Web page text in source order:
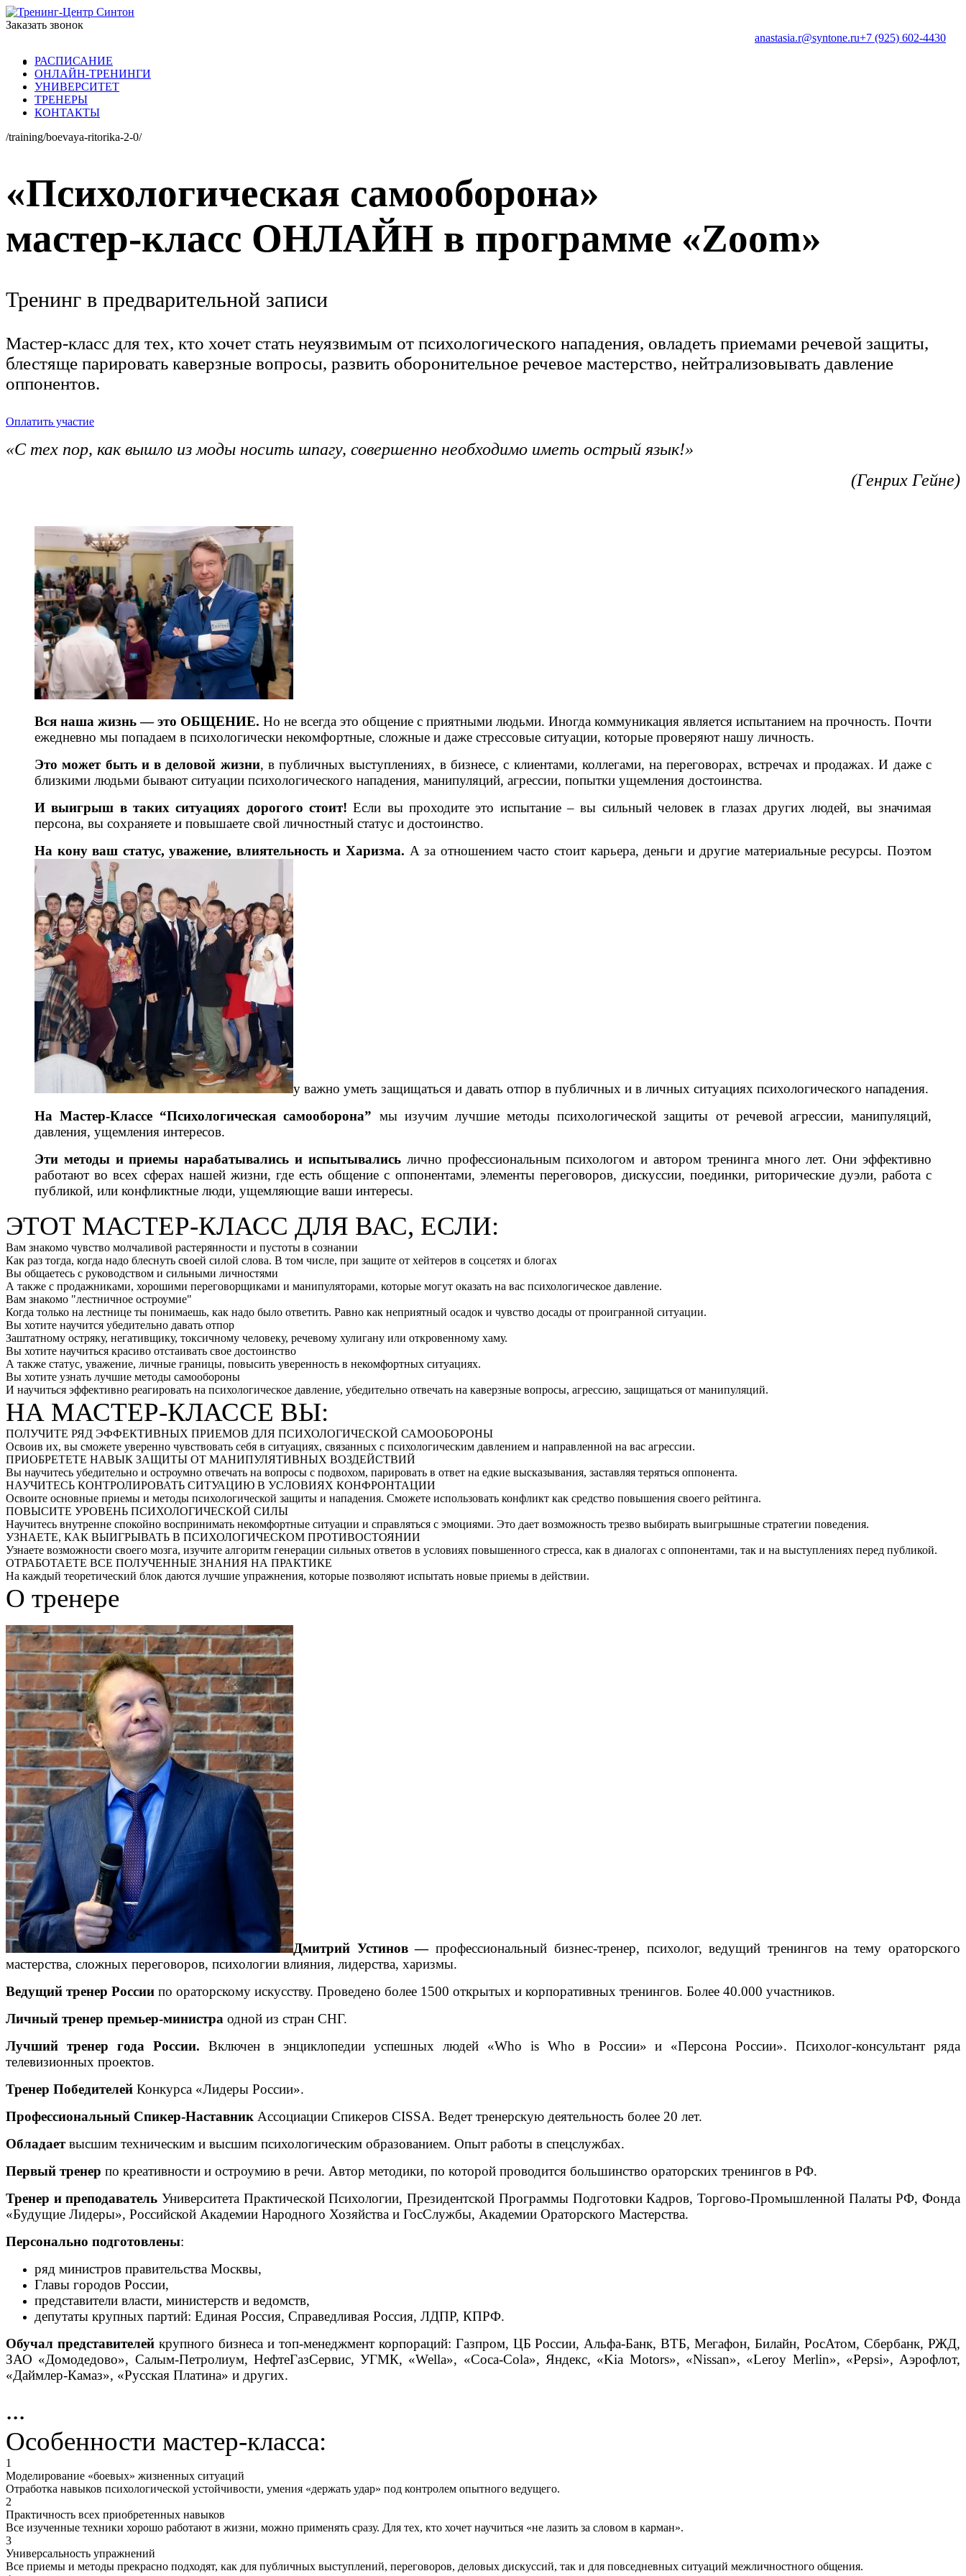
anastasia.r@syntone.ru+7 (925) 602-4430
Заказать звонок
РАСПИСАНИЕ
ОНЛАЙН-ТРЕНИНГИ
УНИВЕРСИТЕТ
ТРЕНЕРЫ
КОНТАКТЫ
/training/boevaya-ritorika-2-0/
«Психологическая самооборона»
мастер-класс ОНЛАЙН в программе «Zoom»
Тренинг в предварительной записи
Мастер-класс для тех, кто хочет стать неуязвимым от психологического нападения, овладеть приемами речевой защиты,
блестяще парировать каверзные вопросы, развить оборонительное речевое мастерство, нейтрализовывать давление
оппонентов.
Оплатить участие
«С тех пор, как вышло из моды носить шпагу, совершенно необходимо иметь острый язык!»
(Генрих Гейне)
Вся наша жизнь — это ОБЩЕНИЕ. Но не всегда это общение с приятными людьми. Иногда коммуникация является испытанием на прочность. Почти
ежедневно мы попадаем в психологически некомфортные, сложные и даже стрессовые ситуации, которые проверяют нашу личность.
Это может быть и в деловой жизни, в публичных выступлениях, в бизнесе, с клиентами, коллегами, на переговорах, встречах и продажах. И даже с
близкими людьми бывают ситуации психологического нападения, манипуляций, агрессии, попытки ущемления достоинства.
И выигрыш в таких ситуациях дорогого стоит! Если вы проходите это испытание – вы сильный человек в глазах других людей, вы значимая
персона, вы сохраняете и повышаете свой личностный статус и достоинство.
На кону ваш статус, уважение, влиятельность и Харизма. А за отношением часто стоит карьера, деньги и другие материальные ресурсы. Поэтом
у важно уметь защищаться и давать отпор в публичных и в личных ситуациях психологического нападения.
На Мастер-Классе “Психологическая самооборона” мы изучим лучшие методы психологической защиты от речевой агрессии, манипуляций,
давления, ущемления интересов.
Эти методы и приемы нарабатывались и испытывалисьлично профессиональным психологом и автором тренинга много лет. Они эффективно
работают во всех сферах нашей жизни, где есть общение с оппонентами, элементы переговоров, дискуссии, поединки, риторические дуэли, работа с
публикой, или конфликтные люди, ущемляющие ваши интересы.
ЭТОТ МАСТЕР-КЛАСС ДЛЯ ВАС, ЕСЛИ:
Вам знакомо чувство молчаливой растерянности и пустоты в сознании
Как раз тогда, когда надо блеснуть своей силой слова. В том числе, при защите от хейтеров в соцсетях и блогах
Вы общаетесь с руководством и сильными личностями
А также с продажниками, хорошими переговорщиками и манипуляторами, которые могут оказать на вас психологическое давление.
Вам знакомо "лестничное остроумие"
Когда только на лестнице ты понимаешь, как надо было ответить. Равно как неприятный осадок и чувство досады от проигранной ситуации.
Вы хотите научится убедительно давать отпор
Заштатному остряку, негативщику, токсичному человеку, речевому хулигану или откровенному хаму.
Вы хотите научиться красиво отстаивать свое достоинство
А также статус, уважение, личные границы, повысить уверенность в некомфортных ситуациях.
Вы хотите узнать лучшие методы самообороны
И научиться эффективно реагировать на психологическое давление, убедительно отвечать на каверзные вопросы, агрессию, защищаться от манипуляций.
НА МАСТЕР-КЛАССЕ ВЫ:
ПОЛУЧИТЕ РЯД ЭФФЕКТИВНЫХ ПРИЕМОВ ДЛЯ ПСИХОЛОГИЧЕСКОЙ САМООБОРОНЫ
Освоив их, вы сможете уверенно чувствовать себя в ситуациях, связанных с психологическим давлением и направленной на вас агрессии.
ПРИОБРЕТЕТЕ НАВЫК ЗАЩИТЫ ОТ МАНИПУЛЯТИВНЫХ ВОЗДЕЙСТВИЙ
Вы научитесь убедительно и остроумно отвечать на вопросы с подвохом, парировать в ответ на едкие высказывания, заставляя теряться оппонента.
НАУЧИТЕСЬ КОНТРОЛИРОВАТЬ СИТУАЦИЮ В УСЛОВИЯХ КОНФРОНТАЦИИ
Освоите основные приемы и методы психологической защиты и нападения. Сможете использовать конфликт как средство повышения своего рейтинга.
ПОВЫСИТЕ УРОВЕНЬ ПСИХОЛОГИЧЕСКОЙ СИЛЫ
Научитесь внутренне спокойно воспринимать некомфортные ситуации и справляться с эмоциями. Это дает возможность трезво выбирать выигрышные стратегии поведения.
УЗНАЕТЕ, КАК ВЫИГРЫВАТЬ В ПСИХОЛОГИЧЕСКОМ ПРОТИВОСТОЯНИИ
Узнаете возможности своего мозга, изучите алгоритм генерации сильных ответов в условиях повышенного стресса, как в диалогах с оппонентами, так и на выступлениях перед публикой.
ОТРАБОТАЕТЕ ВСЕ ПОЛУЧЕННЫЕ ЗНАНИЯ НА ПРАКТИКЕ
На каждый теоретический блок даются лучшие упражнения, которые позволяют испытать новые приемы в действии.
О тренере
Дмитрий Устинов —профессиональный бизнес-тренер, психолог, ведущий тренингов на тему ораторского
мастерства, сложных переговоров, психологии влияния, лидерства, харизмы.
Ведущий тренер России по ораторскому искусству. Проведено более 1500 открытых и корпоративных тренингов. Более 40.000 участников.
Личный тренер премьер-министра одной из стран СНГ.
Лучший тренер года России. Включен в энциклопедии успешных людей «Who is Who в России» и «Персона России». Психолог-консультант ряда
телевизионных проектов.
Тренер Победителей Конкурса «Лидеры России».
Профессиональный Спикер-Наставник Ассоциации Спикеров CISSA. Ведет тренерскую деятельность более 20 лет.
Обладаетвысшим техническим и высшим психологическим образованием. Опыт работы в спецслужбах.
Первый тренер по креативности и остроумию в речи. Автор методики, по которой проводится большинство ораторских тренингов в РФ.
Тренер и преподаватель Университета Практической Психологии, Президентской Программы Подготовки Кадров, Торгово-Промышленной Палаты РФ, Фонда
«Будущие Лидеры», Российской Академии Народного Хозяйства и ГосСлужбы, Академии Ораторского Мастерства.
Персонально подготовлены:
ряд министров правительства Москвы,
Главы городов России,
представители власти, министерств и ведомств,
депутаты крупных партий: Единая Россия, Справедливая Россия, ЛДПР, КПРФ.
Обучал представителейкрупного бизнеса и топ-менеджмент корпораций: Газпром, ЦБ России, Альфа-Банк, ВТБ, Мегафон, Билайн, РосАтом, Сбербанк, РЖД,
ЗАО «Домодедово», Салым-Петролиум, НефтеГазСервис, УГМК, «Wella», «Coca-Сola», Яндекс, «Kia Motors», «Nissan», «Leroy Merlin», «Pepsi», Аэрофлот,
«Даймлер-Камаз», «Русская Платина» и других.
...
Особенности мастер-класса:
1
Моделирование «боевых» жизненных ситуаций
Отработка навыков психологической устойчивости, умения «держать удар» под контролем опытного ведущего.
2
Практичность всех приобретенных навыков
Все изученные техники хорошо работают в жизни, можно применять сразу. Для тех, кто хочет научиться «не лазить за словом в карман».
3
Универсальность упражнений
Все приемы и методы прекрасно подходят, как для публичных выступлений, переговоров, деловых дискуссий, так и для повседневных ситуаций межличностного общения.